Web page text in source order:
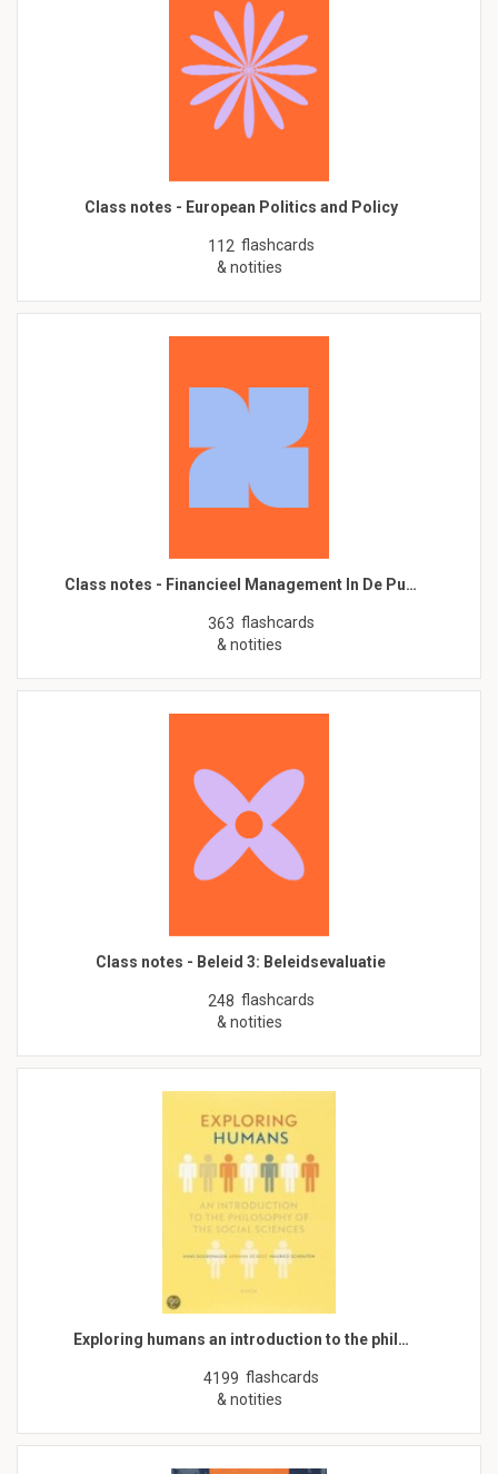
Class notes - European Politics and Policy
112 flashcards
& notities
Class notes - Financieel Management In De Pu…
363 flashcards
& notities
Class notes - Beleid 3: Beleidsevaluatie
248 flashcards
& notities
Exploring humans an introduction to the phil…
4199 flashcards
& notities